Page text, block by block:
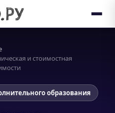
и стоимостная
образования